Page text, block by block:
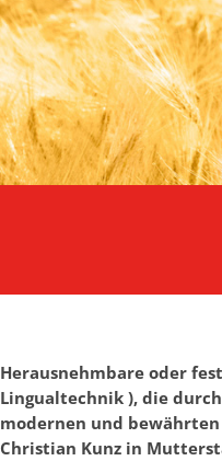
Herausnehmbare oder
Lingualtechnik ), die
modernen und
Christian Kunz in